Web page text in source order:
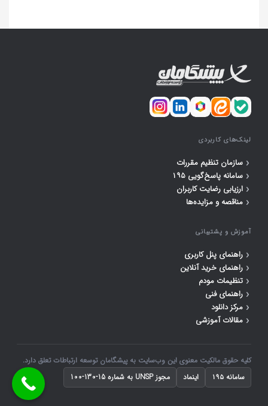
لینک‌های کاربردی
‹ سازمان تنظیم مقررات
‹ سامانه پاسخ‌گویی ۱۹۵
‹ ارزیابی رضایت کاربران
‹ مناقصه و مزایده‌ها
آموزش و پشتیبانی
‹ راهنمای پنل کاربری
‹ راهنمای خرید آنلاین
‹ تنظیمات مودم
‹ راهنمای فنی
‹ مرکز دانلود
‹ مقالات آموزشی
کلیه حقوق مالکیت معنوی این وب‌سایت به پیشگامان توسعه ارتباطات تعلق دارد.
سامانه ۱۹۵
اینماد مجوز UNSP به شماره 15-130-100